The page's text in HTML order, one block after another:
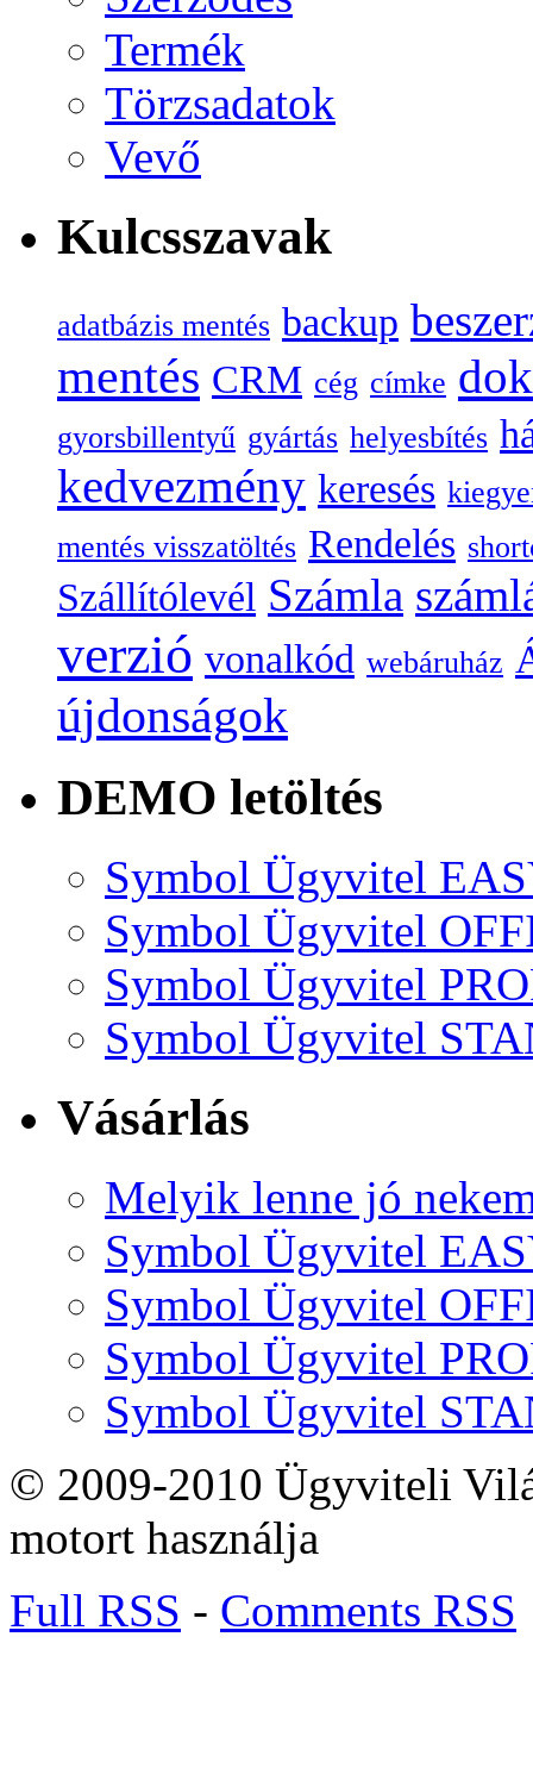
Termék
Törzsadatok
Vevő
Kulcsszavak
adatbázis mentés backup
mentés CRM cég címke
gyorsbillentyű gyártás helyesbítés
kedvezmény keresés
mentés visszatöltés Rendelés
Szállítólevél Számla
verzió vonalkód webáruház
újdonságok
DEMO letöltés
Symbol Ügyvitel
Symbol Ügyvitel
Symbol Ügyvitel
Symbol Ügyvitel
Vásárlás
Melyik lenne jó
Symbol Ügyvitel
Symbol Ügyvitel
Symbol Ügyvitel
Symbol Ügyvitel
© 2009-2010 Ügyviteli
motort használja
Full RSS - Comments RSS